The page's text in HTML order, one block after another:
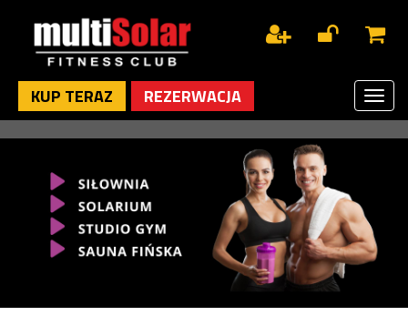
KUP TERAZ REZERWACJA
Toggle